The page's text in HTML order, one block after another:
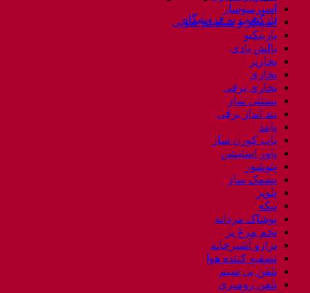
بازگشت به فروشگاه
اسپرسوساز
اسپیکر و سیستم صوتی
باربیکیو
بالش بادی
بخارپز
بخاری
بخاری برقی
بستنی ساز
بند انداز برقی
پابند
پاپ کورن ساز
پاور استیشن
پتوشور
پشمک ساز
پلوپز
پنکه
پوشاک مردانه
تخم مرغ پز
ترازو آشپزخانه
تصفیه کننده هوا
تلفن بی سیم
تلفن رومیزی